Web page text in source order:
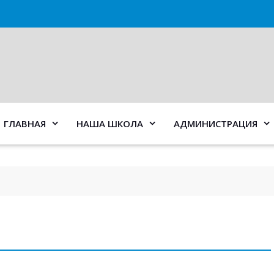
ГЛАВНАЯ НАША ШКОЛА АДМИНИСТРАЦИЯ